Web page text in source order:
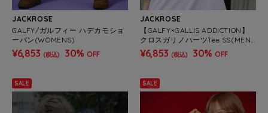
JACKROSE
GALFY/ガルフィー ハデカモショ
ーパン(WOMENS)
¥6,853 (税込) 30% OFF
JACKROSE
【GALFY×GALLIS ADDICTION】
クロスガリノハーツTee SS(MEN
S/WOMENS)
¥6,853 (税込) 30% OFF
SALE SALE